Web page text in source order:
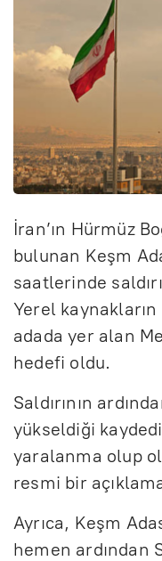
İran’ın Hürmüz
bulunan Keşm
saatlerinde
Yerel
adada yer alan
hedefi oldu.
Saldırının
yükseldiği
yaralanma olup
resmi bir
Ayrıca, Keşm
hemen ardından